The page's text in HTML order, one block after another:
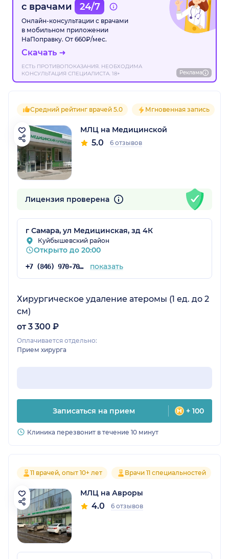
с врачами
24/7
Онлайн-консультации с врачами
в мобильном приложении
НаПоправку. От 660₽/мес.
Скачать
ЕСТЬ ПРОТИВОПОКАЗАНИЯ. НЕОБХОДИМА
КОНСУЛЬТАЦИЯ СПЕЦИАЛИСТА. 18+
Реклама
Средний рейтинг врачей 5.0 Мгновенная запись
МЛЦ на Медицинской
5.0 6 отзывов
Лицензия проверена
г Самара, ул Медицинская, зд 4К
Куйбышевский район
Открыто до 20:00
+7 (846) 970-70-83 показать
Хирургическое удаление атеромы (1 ед. до 2
см)
от 3 300 ₽
Оплачивается отдельно:
Прием хирурга
Записаться на прием + 100
Клиника перезвонит в течение 10 минут
11 врачей, опыт 10+ лет Врачи 11 специальностей
МЛЦ на Авроры
4.0 6 отзывов